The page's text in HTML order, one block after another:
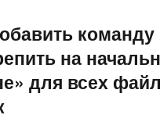
команду
на
для всех